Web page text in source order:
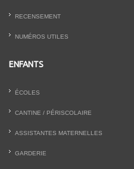
RECENSEMENT
NUMÉROS UTILES
ENFANTS
ÉCOLES
CANTINE / PÉRISCOLAIRE
ASSISTANTES MATERNELLES
GARDERIE